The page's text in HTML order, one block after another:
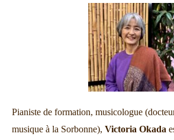
Pianiste de formation, musicologue
musique à la Sorbonne), Victoria Okada